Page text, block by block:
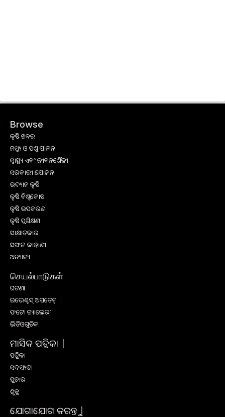
Browse
କୃଷି ଖବର
ମତ୍ସ୍ୟ ଓ ପଶୁ ପାଳନ
ସ୍ୱାସ୍ଥ୍ୟ ଏବଂ ଜୀବନଶୈଳୀ
ସରକାରୀ ଯୋଜନା
ଉଦ୍ୟାନ କୃଷି
କୃଷି ବିଶ୍ବକୋଷ
କୃଷି ଉପକରଣ
କୃଷି ପ୍ରଶିକ୍ଷଣ
ସାକ୍ଷାତକାର
ସଫଳ କାହାଣୀ
ଅନ୍ୟାନ୍ୟ
செயல்பாடுகள்
ଘଟଣା
ଇଭେଣ୍ଟସ୍ ଅପଡେଟ୍ |
ଫଟୋ ଗ୍ୟାଲେରୀ
ଭିଡିଓଗୁଡିକ
ମାସିକ ପତ୍ରିକା |
ପତ୍ରିକା
ସଦସ୍ୟତା
ପ୍ରଚାର
ଶୁଳ୍କ
ଯୋଗାଯୋଗ କରନ୍ତୁ |